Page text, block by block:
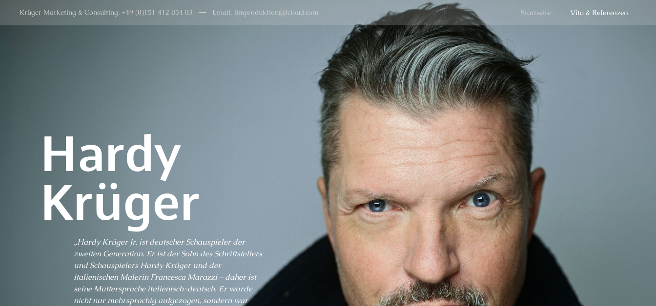
Krüger Marketing & Consulting: +49 (0)151 412 854 03 Email: limproduktion@icloud.com Startseite Vita & Referenzen
Hardy
Krüger
„Hardy Krüger Jr. ist deutscher Schauspieler der
zweiten Generation. Er ist der Sohn des Schriftstellers
und Schauspielers Hardy Krüger und der
italienischen Malerin Francesca Marazzi – daher ist
seine Muttersprache italienisch-deutsch. Er wurde
nicht nur mehrsprachig aufgezogen, sondern war